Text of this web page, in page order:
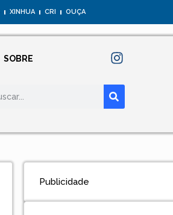
XINHUA CRI OUÇA
SOBRE
Publicidade